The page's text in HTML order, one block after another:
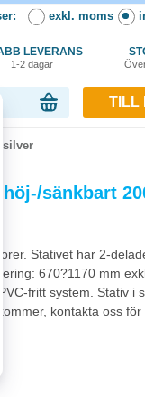
exkl. moms
LEVERANS
1-2 dagar
TILL
silver
sänkbart
Stativet har 2-
670?1170 mm
fritt system. Stativ i
kontakta oss för